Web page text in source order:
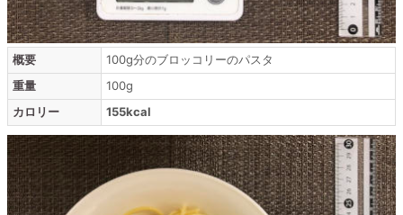
概要
100g分のブロッコリーのパスタ
重量
100g
カロリー
155kcal